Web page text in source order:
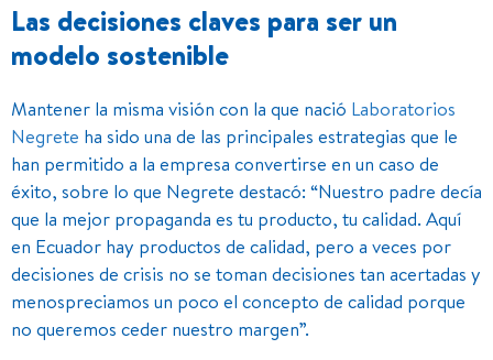
Las decisiones claves para ser un
modelo sostenible
Mantener la misma visión con la que nació Laboratorios
Negrete ha sido una de las principales estrategias que le
han permitido a la empresa convertirse en un caso de
éxito, sobre lo que Negrete destacó: “Nuestro padre decía
que la mejor propaganda es tu producto, tu calidad. Aquí
en Ecuador hay productos de calidad, pero a veces por
decisiones de crisis no se toman decisiones tan acertadas y
menospreciamos un poco el concepto de calidad porque
no queremos ceder nuestro margen”.